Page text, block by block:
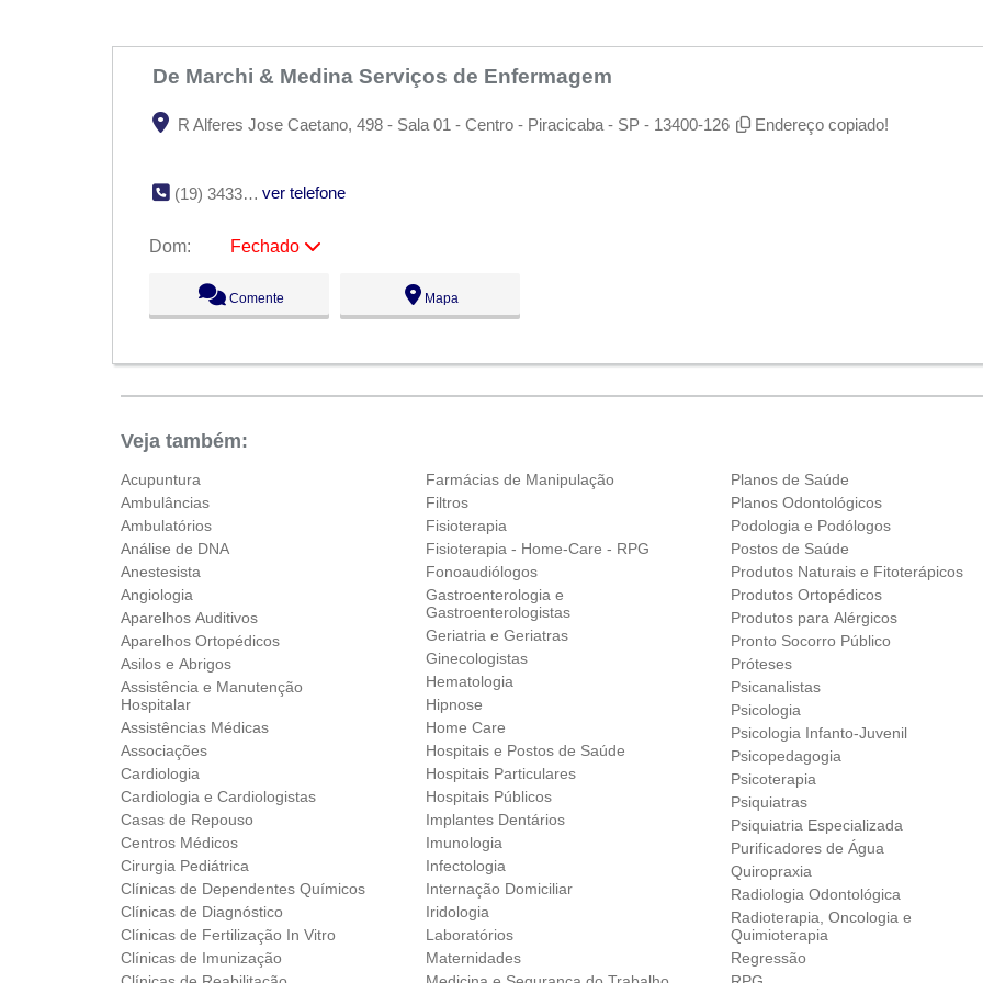
De Marchi & Medina Serviços de Enfermagem
R Alferes Jose Caetano, 498 - Sala 01 - Centro - Piracicaba - SP - 13400-126 Endereço copiado!
(19) 3433-4858 ver telefone
Dom:
Fechado
09:00 - 18:00
Qua:
09:00 - 18:00
Sex:
09:00 - 18:00
Dom:
Fechado
Comente Mapa
Veja também:
Acupuntura
Ambulâncias
Ambulatórios
Análise de DNA
Anestesista
Angiologia
Aparelhos Auditivos
Aparelhos Ortopédicos‎
Asilos e Abrigos
Assistência e Manutenção
Hospitalar
Assistências Médicas
Associações
Cardiologia
Cardiologia e Cardiologistas
Casas de Repouso
Centros Médicos
Cirurgia Pediátrica
Clínicas de Dependentes Químicos
Clínicas de Diagnóstico
Clínicas de Fertilização In Vitro
Clínicas de Imunização
Farmácias de Manipulação
Filtros
Fisioterapia
Fisioterapia - Home-Care - RPG
Fonoaudiólogos
Gastroenterologia e
Gastroenterologistas
Geriatria e Geriatras
Ginecologistas
Hematologia
Hipnose
Home Care
Hospitais e Postos de Saúde
Hospitais Particulares
Hospitais Públicos
Implantes Dentários
Imunologia
Infectologia
Internação Domiciliar
Iridologia
Laboratórios
Maternidades
Planos de Saúde
Planos Odontológicos
Podologia e Podólogos
Postos de Saúde
Produtos Naturais e Fitoterápicos
Produtos Ortopédicos
Produtos para Alérgicos
Pronto Socorro Público
Próteses
Psicanalistas
Psicologia
Psicologia Infanto-Juvenil
Psicopedagogia
Psicoterapia
Psiquiatras
Psiquiatria Especializada
Purificadores de Água
Quiropraxia
Radiologia Odontológica
Radioterapia, Oncologia e
Quimioterapia
Regressão